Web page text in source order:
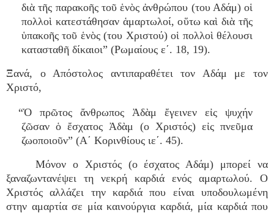
διὰ τῆς παρακοῆς τοῦ ἑνὸς ἀνθρώπου (του Αδάμ) οἱ
πολλοὶ κατεστάθησαν ἁμαρτωλοί, οὕτω καὶ διὰ τῆς
ὑπακοῆς τοῦ ἑνὸς (του Χριστού) οἱ πολλοὶ θέλουσι
κατασταθῆ δίκαιοι” (Ρωμαίους ε΄. 18, 19).
Ξανά, ο Απόστολος αντιπαραθέτει τον Αδάμ με τον
Χριστό,
“Ὁ πρῶτος ἄνθρωπος Ἀδὰμ ἔγεινεν εἰς ψυχήν
ζῶσαν ὁ ἔσχατος Ἀδὰμ (ο Χριστός) εἰς πνεῦμα
ζωοποιοῦν” (Α΄ Κορινθίους ιε΄. 45).
Μόνον ο Χριστός (ο έσχατος Αδάμ) μπορεί να
ξαναζωντανέψει τη νεκρή καρδιά ενός αμαρτωλού. Ο
Χριστός αλλάζει την καρδιά που είναι υποδουλωμένη
στην αμαρτία σε μία καινούργια καρδιά, μία καρδιά που